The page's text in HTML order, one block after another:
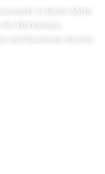
in Berlin Mitte
Workshops,
und Business-Events.